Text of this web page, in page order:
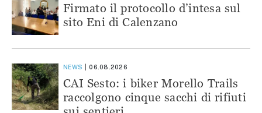
Firmato il protocollo d’intesa sul
sito Eni di Calenzano
NEWS 06.08.2026
CAI Sesto: i biker Morello Trails
raccolgono cinque sacchi di rifiuti